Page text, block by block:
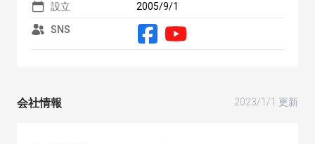
設立 2005/9/1
SNS
会社情報 2023/1/1 更新